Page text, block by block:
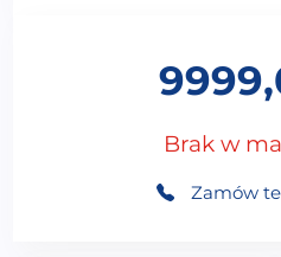
Brak w
Zamów